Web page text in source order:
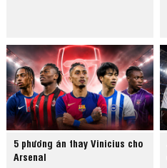
5 phương án thay Vinicius cho
Arsenal